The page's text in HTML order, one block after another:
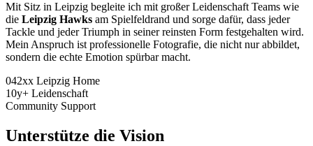
Mit Sitz in Leipzig begleite ich mit großer Leidenschaft Teams wie
die Leipzig Hawks am Spielfeldrand und sorge dafür, dass jeder
Tackle und jeder Triumph in seiner reinsten Form festgehalten wird.
Mein Anspruch ist professionelle Fotografie, die nicht nur abbildet,
sondern die echte Emotion spürbar macht.
042xx Leipzig Home
10y+ Leidenschaft
Community Support
Unterstütze die Vision